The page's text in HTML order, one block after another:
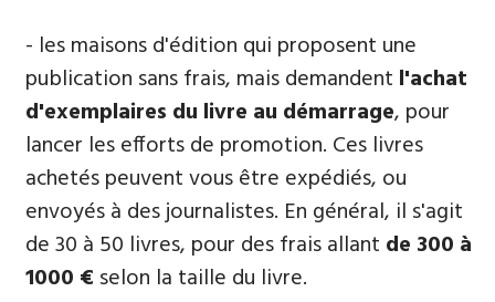
- les maisons d'édition qui proposent une
publication sans frais, mais demandent l'achat
d'exemplaires du livre au démarrage, pour
lancer les efforts de promotion. Ces livres
achetés peuvent vous être expédiés, ou
envoyés à des journalistes. En général, il s'agit
de 30 à 50 livres, pour des frais allant de 300 à
1000 € selon la taille du livre.